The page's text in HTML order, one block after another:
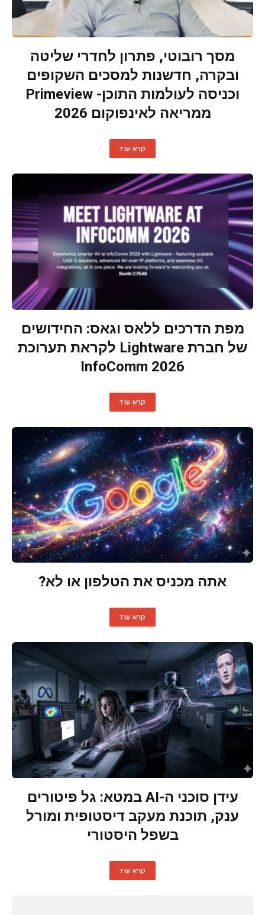
מסך רובוטי, פתרון לחדרי שליטה
ובקרה, חדשנות למסכים השקופים
וכניסה לעולמות התוכן- Primeview
ממריאה לאינפוקום 2026
קרא עוד
מפת הדרכים ללאס וגאס: החידושים
של חברת Lightware לקראת תערוכת
InfoComm 2026
קרא עוד
אתה מכניס את הטלפון או לא?
קרא עוד
עידן סוכני ה-AI במטא: גל פיטורים
ענק, תוכנת מעקב דיסטופית ומורל
בשפל היסטורי
קרא עוד